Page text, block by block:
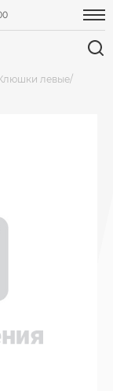
левые